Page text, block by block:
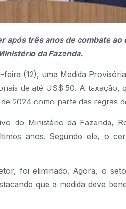
após três anos de combate
da Fazenda.
(12), uma Medida
de até US$ 50. A taxação,
2024 como parte das regras
do Ministério da Fazenda,
anos. Segundo ele, o
foi eliminado. Agora, o
que a medida deve